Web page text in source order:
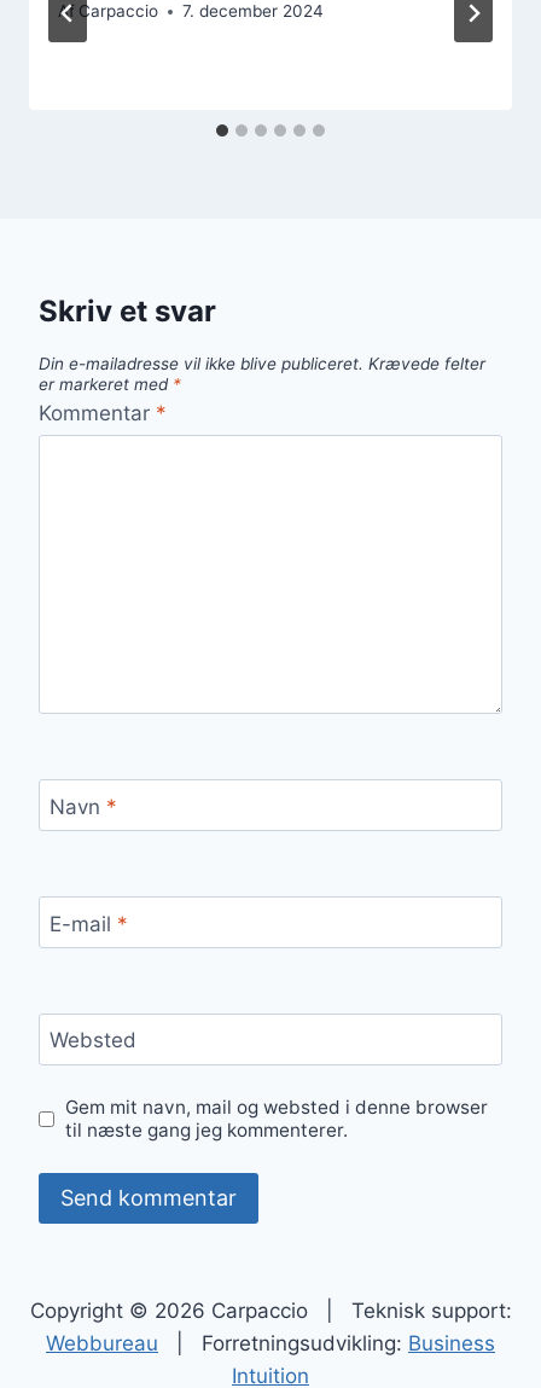
Af Carpaccio 7. december 2024
Skriv et svar
Din e-mailadresse vil ikke blive publiceret. Krævede felter
er markeret med *
Kommentar *
Navn *
E-mail *
Websted
Gem mit navn, mail og websted i denne browser
til næste gang jeg kommenterer.
Copyright © 2026 Carpaccio | Teknisk support:
Webbureau | Forretningsudvikling: Business
Intuition